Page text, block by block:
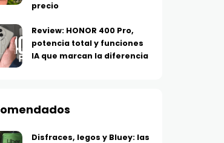
precio
Review: HONOR 400 Pro,
potencia total y funciones
IA que marcan la diferencia
Disfraces, legos y Bluey: las